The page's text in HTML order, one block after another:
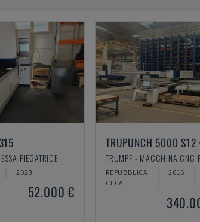
PIEGATRICE
2023
52.000 €
REPUBBLICA
CECA
2016